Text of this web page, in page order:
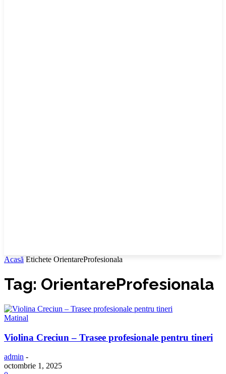
Acasă Etichete OrientareProfesionala
Tag: OrientareProfesionala
Matinal
Violina Creciun – Trasee profesionale pentru tineri
admin -
octombrie 1, 2025